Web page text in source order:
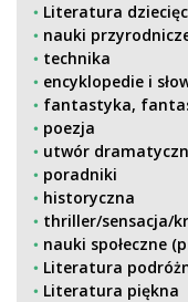
Literatura
nauki
technika
encyklopedie i
fantastyka,
poezja
utwór
poradniki
historyczna
thriller/sensacja/
nauki społeczne
Literatura
Literatura piękna